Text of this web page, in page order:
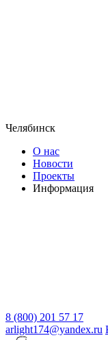
Челябинск
О нас
Новости
Проекты
Информация
8 (800) 201 57 17
arlight174@yandex.ru